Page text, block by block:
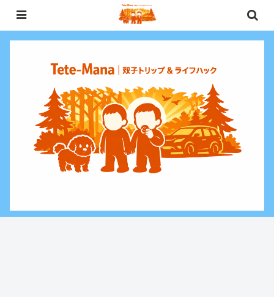
0歳〜未就学児（3歳）双子との週末お出かけ・子連れ旅行情報と、暮らしに役
立つお金・ライフハックをお届けする双子ファミリーブログ。